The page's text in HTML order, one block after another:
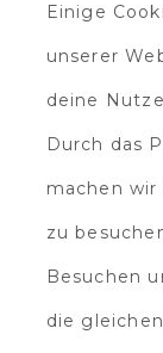
Einige
unserer
deine
Durch das
machen
zu
Besuchen
die